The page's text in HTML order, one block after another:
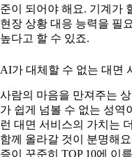
준이 되어야 해요. 기계가
현장 상황 대응 능력을 필
높다고 할 수 있죠.
AI가 대체할 수 없는 대면
사람의 마음을 만져주는
가 쉽게 넘볼 수 없는 성역
런 대면 서비스의 가치는
함께 올라갈 것이 분명해
증이 꾸준히 TOP 10에 이